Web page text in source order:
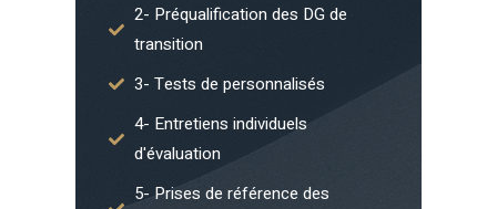
2- Préqualification des DG de
transition
3- Tests de personnalisés
4- Entretiens individuels
d'évaluation
5- Prises de référence des